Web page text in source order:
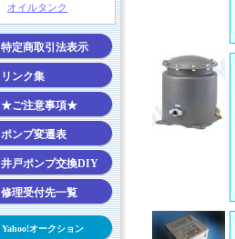
オイルタンク
特定商取引法表示
リンク集
★ご注意事項★
ポンプ変遷表
井戸ポンプ交換DIY
修理受付先一覧
Yahoo!オークション